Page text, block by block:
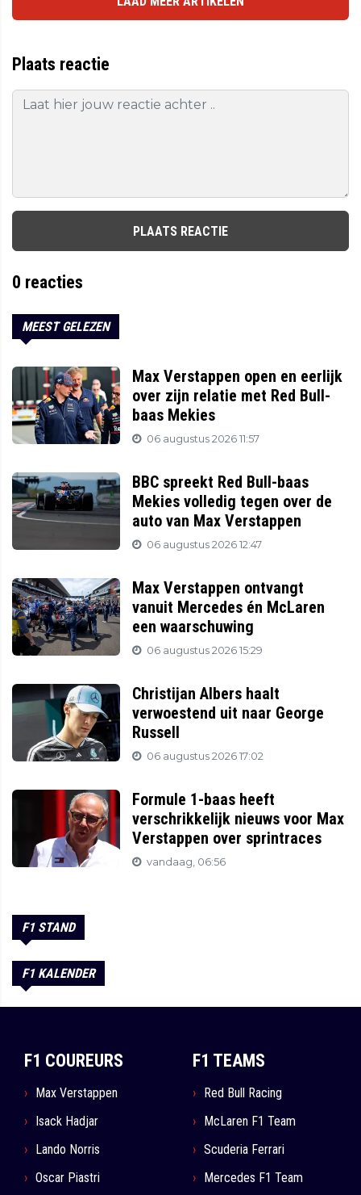
Plaats reactie
PLAATS REACTIE
0 reacties
MEEST GELEZEN
Max Verstappen open en eerlijk
over zijn relatie met Red Bull-
baas Mekies
06 augustus 2026 11:57
BBC spreekt Red Bull-baas
Mekies volledig tegen over de
auto van Max Verstappen
06 augustus 2026 12:47
Max Verstappen ontvangt
vanuit Mercedes én McLaren
een waarschuwing
06 augustus 2026 15:29
Christijan Albers haalt
verwoestend uit naar George
Russell
06 augustus 2026 17:02
Formule 1-baas heeft
verschrikkelijk nieuws voor Max
Verstappen over sprintraces
vandaag, 06:56
F1 STAND
F1 KALENDER
F1 COUREURS
Max Verstappen
Isack Hadjar
Lando Norris
Oscar Piastri
F1 TEAMS
Red Bull Racing
McLaren F1 Team
Scuderia Ferrari
Mercedes F1 Team